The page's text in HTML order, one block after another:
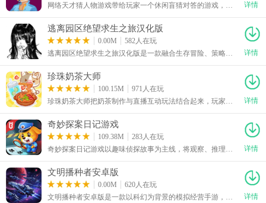
网络天才猜人物游戏带给玩家一个休闲盲猜对答的游戏，游戏以阿拉神灯来作为游戏主角，玩家可以把想到的角色名称放在心上，看看游戏中的灯神是否能猜中玩家心中所想的答案。无论是历史名人、影视明星或动漫人物，灯神将通过发问的问题逐步锁定答案。akinator网络天才猜人物中文版游戏下载后，游戏中还支持玩家可以进行个性化装扮，根据自己的喜爱装扮灯神，解谜之余还可以满足装扮的乐趣。
详情
逃离园区绝望求生之旅汉化版
0.00M
582人在玩
逃离园区绝望求生之旅汉化版是一款融合生存冒险、策略养成和Roguelike元素的单机剧情类解谜逃生手游，游戏画风好看，玩法简单易懂，轻轻松松就能上手。玩家将扮演身陷荒芜废墟的流浪汉，在资源紧缺、危机四伏的环境中艰难求生，需要在园区内探索庞大复杂的场景空间，搜寻食物、水源等各类生存物资，避开暗藏的陷阱与巡逻雇佣兵的搜捕，是一款非常值得尝试的游戏。
详情
珍珠奶茶大师
100.15M
971人在玩
珍珠奶茶大师把奶茶制作与直播互动玩法结合起来，玩家需要经营自己的直播间，通过调配不同茶底、配料和甜品，打造独特饮品吸引观众。直播过程中可以根据弹幕留言和观众评价调整配方，还能接受各种趣味挑战，完成任务后获得奖励。珍珠奶茶大师无广告手机版下载后，随着人气不断提升，可以解锁更多新食材与制作内容，尝试组合出不同口味，在轻松有趣的互动过程中体验奶茶主播的经营乐趣。
详情
奇妙探案日记游戏
109.38M
283人在玩
奇妙探案日记游戏以趣味侦探故事为主线，将观察、推理与互动探索融入轻松的游戏场景中，适合低龄儿童进行启蒙体验。孩子可以化身小小侦探，跟随啦咘啦哆警长调查不同案件，通过寻找隐藏线索、观察场景细节和分析事件经过，一步步还原事情真相。奇妙探案日记宝宝巴士游戏手机版下载后，家长也能陪伴孩子共同参与，在互动过程中引导孩子主动思考、发现问题并尝试解决谜题，在完成挑战的同时锻炼观察力、逻辑思维和自主探索能力。
详情
文明播种者安卓版
0.00M
620人在玩
文明播种者安卓版是一款以科幻为背景的模拟经营手游，游戏画风好看，玩法简单易懂，轻轻松松就能上手。游戏设定于人类文明结束太阳系内战之后，玩家将扮演人工智能结合体，前往巴纳德星系展开探索与家园改造工作。玩家可在游戏中调配时间与算力投入科研，生产机器人、探测器与基建单位，完成不同星球的前哨站布设、资源开采与基础建设，是一款非常有趣的游戏。
详情